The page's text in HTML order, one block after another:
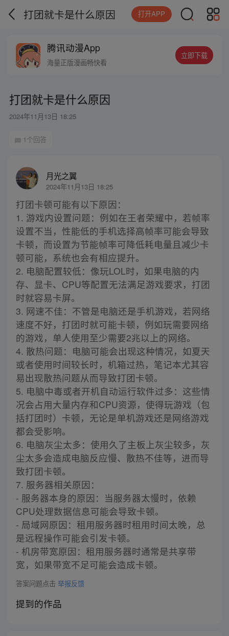
打团就卡是什么原因 打开APP
腾讯动漫App
海量正版漫画畅快看
立即下载
打团就卡是什么原因
2024年11月13日 18:25
1个回答
月光之翼
2024年11月13日 18:25
打团卡顿可能有以下原因：
1. 游戏内设置问题：例如在王者荣耀中，若帧率
设置不当，性能低的手机选择高帧率可能会导致
卡顿，而设置为节能帧率可降低耗电量且减少卡
顿可能，系统也会有相应提升。
2. 电脑配置较低：像玩LOL时，如果电脑的内
存、显卡、CPU等配置无法满足游戏要求，打团
时就容易卡屏。
3. 网速不佳：不管是电脑还是手机游戏，若网络
速度不好，打团时就可能卡顿，例如玩需要网络
的游戏，单人使用至少需要2兆以上的网络。
4. 散热问题：电脑可能会出现这种情况，如夏天
或者使用时间较长时，机箱过热，笔记本尤其容
易出现散热问题从而导致打团卡顿。
5. 电脑中毒或者开机自动运行软件过多：这些情
况会占用大量内存和CPU资源，使得玩游戏（包
括打团时）卡顿，无论是单机游戏还是网络游戏
都会受影响。
6. 电脑灰尘太多：使用久了主板上灰尘较多，灰
尘太多会造成电脑反应慢、散热不佳等，进而导
致打团卡顿。
7. 服务器相关原因：
- 服务器本身的原因：当服务器太慢时，依赖
CPU处理数据信息可能会导致卡顿。
- 局域网原因：租用服务器时租用时间太晚，总
是远程操作可能会引发卡顿。
- 机房带宽原因：租用服务器时通常是共享带
宽，如果带宽不足可能会造成卡顿。
答案问题点击 举报反馈
提到的作品